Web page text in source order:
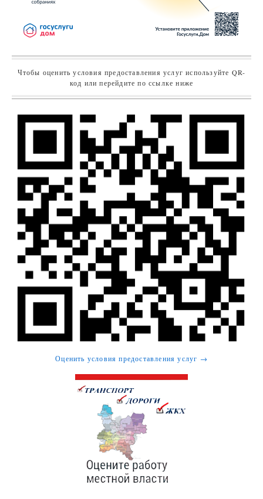
Чтобы оценить условия предоставления услуг используйте QR-
код или перейдите по ссылке ниже
Оценить условия предоставления услуг →